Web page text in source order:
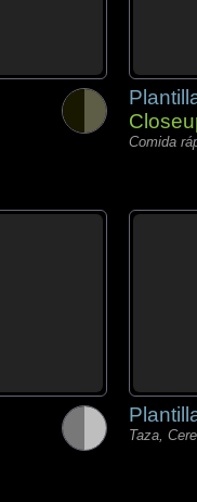
Comida
Taza,